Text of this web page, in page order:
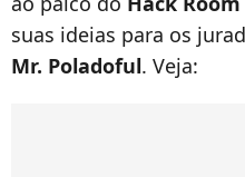
suas ideias para os
Mr. Poladoful. Veja: